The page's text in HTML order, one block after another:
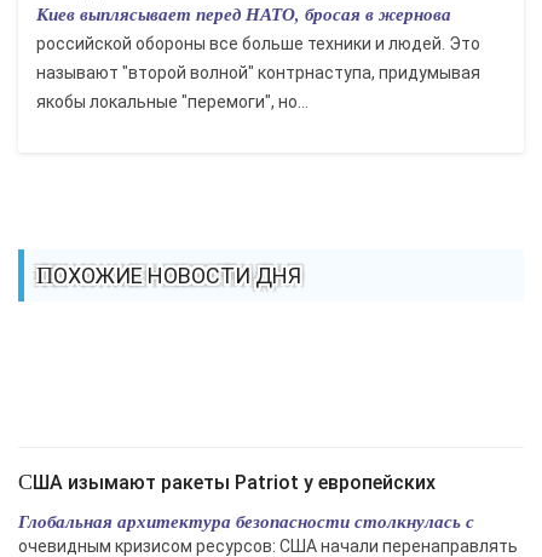
Киев выплясывает перед НАТО, бросая в жернова
российской обороны все больше техники и людей. Это
называют "второй волной" контрнаступа, придумывая
якобы локальные "перемоги", но...
ПОХОЖИЕ НОВОСТИ ДНЯ
США изымают ракеты Patriot у европейских
Глобальная архитектура безопасности столкнулась с
очевидным кризисом ресурсов: США начали перенаправлять